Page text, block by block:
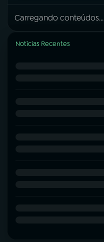
Carregando conteúdos...
Notícias Recentes